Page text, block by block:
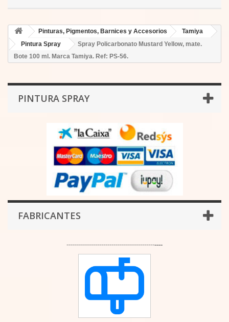
Pinturas, Pigmentos, Barnices y Accesorios
Tamiya
Pintura Spray
Spray Policarbonato Mustard Yellow, mate.
Bote 100 ml. Marca Tamiya. Ref: PS-56.
PINTURA SPRAY
FABRICANTES
-----------------------------------------------